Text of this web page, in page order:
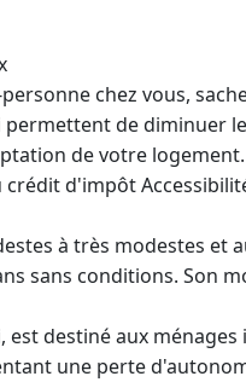
chez vous,
de diminuer
de votre
d'impôt
à très modestes et
sans conditions. Son
destiné aux
une perte